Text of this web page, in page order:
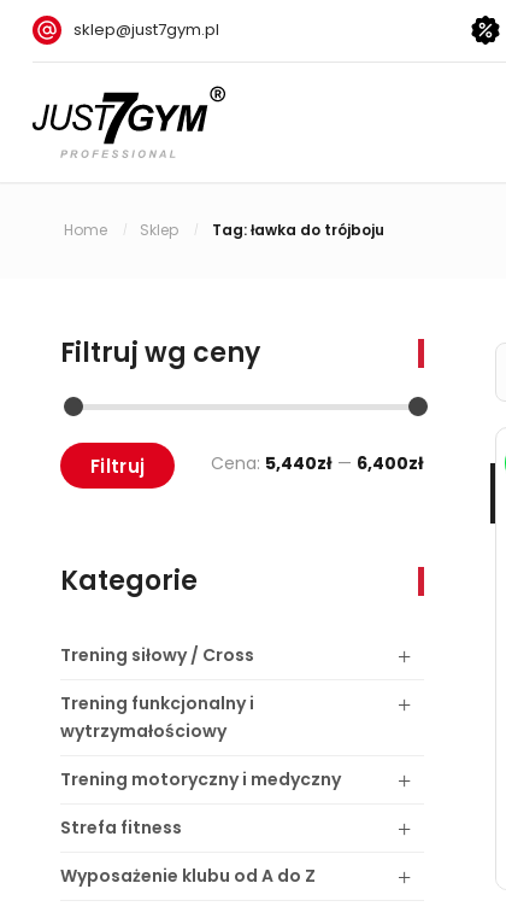
sklep@just7gym.pl
Home / Sklep / Tag: ławka do trójboju
Filtruj wg ceny
Filtruj Cena: 5,440zł — 6,400zł
Kategorie
Trening siłowy / Cross
Trening funkcjonalny i
wytrzymałościowy
Trening motoryczny i medyczny
Strefa fitness
Wyposażenie klubu od A do Z